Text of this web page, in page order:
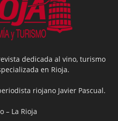
dedicada al vino, turismo
en Rioja.
riojano Javier Pascual.
– La Rioja